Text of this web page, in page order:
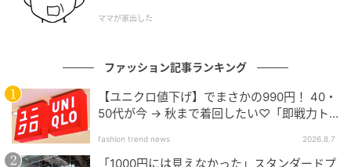
の記事をもっとみる
ママが家出した
ファッション記事ランキング
【ユニクロ値下げ】でまさかの990円！ 40・
50代が今 → 秋まで着回したい♡「即戦力ト
fashion trend news 2026.8.7
「1000円には見えなかった」スタンダードプ